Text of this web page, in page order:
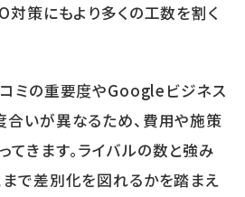
対策にもより多くの工数を割く
コミの重要度やGoogleビジネス
合いが異なるため、費用や施策
きます。ライバルの数と強み
まで差別化を図れるかを踏まえ